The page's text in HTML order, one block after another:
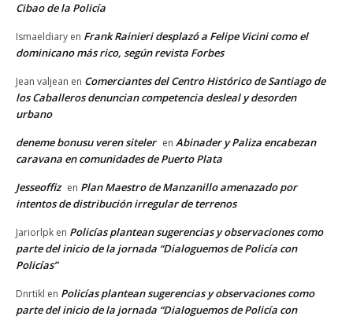
Cibao de la Policía
Ismaeldiary en Frank Rainieri desplazó a Felipe Vicini como el
dominicano más rico, según revista Forbes
Jean valjean en Comerciantes del Centro Histórico de Santiago de
los Caballeros denuncian competencia desleal y desorden
urbano
deneme bonusu veren siteler en Abinader y Paliza encabezan
caravana en comunidades de Puerto Plata
Jesseoffiz en Plan Maestro de Manzanillo amenazado por
intentos de distribución irregular de terrenos
Jariorlpk en Policías plantean sugerencias y observaciones como
parte del inicio de la jornada “Dialoguemos de Policía con
Policías”
Dnrtikl en Policías plantean sugerencias y observaciones como
parte del inicio de la jornada “Dialoguemos de Policía con